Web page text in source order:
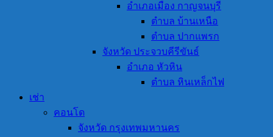
อำเภอเมือง กาญจนบุรี
ตำบล บ้านเหนือ
ตำบล ปากแพรก
จังหวัด ประจวบคีรีขันธ์
อำเภอ หัวหิน
ตำบล หินเหล็กไฟ
เช่า
คอนโด
จังหวัด กรุงเทพมหานคร